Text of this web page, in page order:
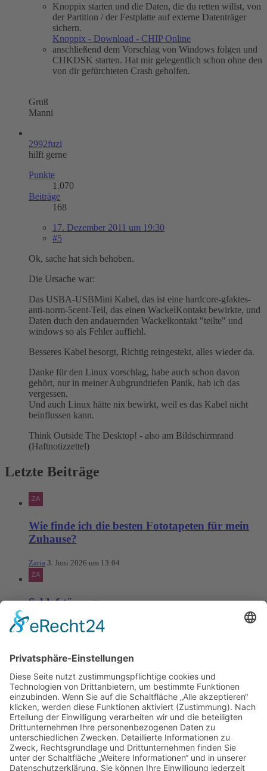
Knoppix starten und die Daten, die du retten willst, von
der Partition / der Festplatte auf externe Datenträger
sichern.
Knoppix - Download - CHIP Online
anschließend dem Vorschlag von Windows folgen und
CHKDSK starten. Hat mir gelegentlich schon ohne den
von dir gefürchteten Crash geholfen.
Gruß
Manni
2992fuzi
hilft gerne
Punkte
1.070
Beiträge
168
17. Dezember 2011 um 19:30
#5
Ok, sache hat sich behoben.
Die Ursache war:
Das USBA-USBMini Kabel, das ist eine hardcore-gfaktes-
anti-norm-5cent-Teil, das einen WackelKontakt bewirkte, und
Daten duch den andauernden Wackelkontakt "teilte" und
windows so als Fehler auffiehl.
Besseres Kabel besorgt, Richtig reingestekt, alles wieder da.
Danke für den Linux vorschlag, habe auch schon davon
gehört, nur in meiner Aubgrundtiefen Panik, hab ich das
vergessen.
Und auch Linux hätte nix bewirkt, weil es das Kabel nicht
beinflussen kann.
Think Outside The Desktop! - also am Bildschirmrand
(Haftnotizzettel)
Letzte Beiträge
Wie finde ich die besten Fototapeten für mein
Zuhause?
Zaria 3. Juni 2026 um 13:04
Schlafstörungen
Zaria 3. Juni 2026 um 13:03
Ms word to PDF
Manuellsen 28. Mai 2026 um 10:31
Künstliche Intelligenz in der
Plattformentwicklung
MasonOgden 24. August 2025 um 10:58